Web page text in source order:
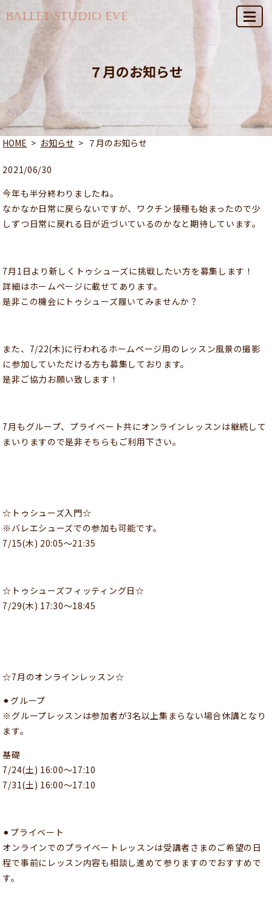
MENU
７月のお知らせ
HOME お知らせ ７月のお知らせ
2021/06/30
今年も半分終わりましたね。
なかなか日常に戻らないですが、ワクチン接種も始まったので少
しずつ日常に戻れる日が近づいているのかなと期待しています。
7月1日より新しくトゥシューズに挑戦したい方を募集します！
詳細はホームページに載せてあります。
是非この機会にトゥシューズ履いてみませんか？
また、7/22(木)に行われるホームページ用のレッスン風景の撮影
に参加していただける方も募集しております。
是非ご協力お願い致します！
7月もグループ、プライベート共にオンラインレッスンは継続して
まいりますので是非そちらもご利用下さい。
☆トゥシューズ入門☆
※バレエシューズでの参加も可能です。
7/15(木) 20:05〜21:35
☆トゥシューズフィッティング日☆
7/29(木) 17:30〜18:45
☆7月のオンラインレッスン☆
⚫︎グループ
※グループレッスンは参加者が3名以上集まらない場合休講となり
ます。
基礎
7/24(土) 16:00〜17:10
7/31(土) 16:00〜17:10
⚫︎プライベート
オンラインでのプライベートレッスンは受講者さまのご希望の日
程で事前にレッスン内容も相談し進めて参りますのでおすすめで
す。